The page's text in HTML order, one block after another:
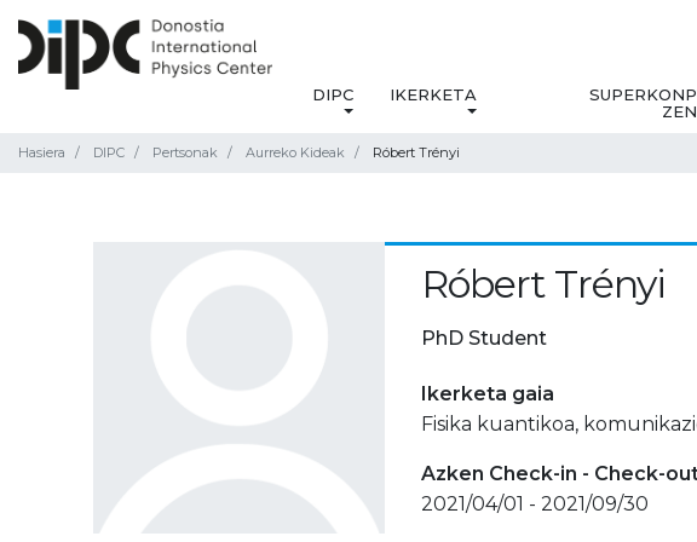
DIPC IKERKETA
Hasiera DIPC Pertsonak Aurreko Kideak Róbert Trényi
Róbert Trényi
PhD Student
Ikerketa gaia
Fisika kuantikoa,
Azken Check-in - Check-
2021/04/01 - 2021/09/30